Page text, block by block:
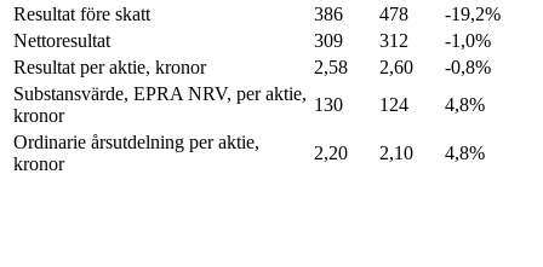
Resultat före skatt
386 478
-19,2%
Nettoresultat
309 312
-1,0%
Resultat per aktie, kronor
2,58 2,60
-0,8%
Substansvärde, EPRA NRV, per aktie,
kronor
130 124
4,8%
Ordinarie årsutdelning per aktie,
kronor
2,20 2,10 4,8%